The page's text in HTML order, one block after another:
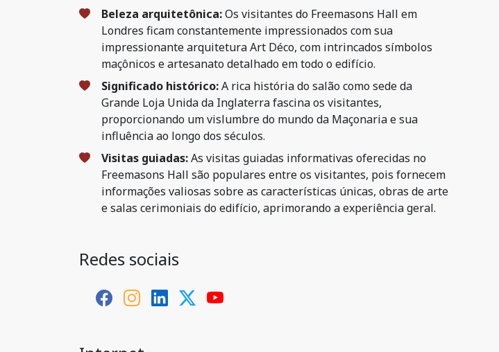
Beleza arquitetônica:Os visitantes do Freemasons Hall em
Londres ficam constantemente impressionados com sua
impressionante arquitetura Art Déco, com intrincados símbolos
maçônicos e artesanato detalhado em todo o edifício.
Significado histórico:A rica história do salão como sede da
Grande Loja Unida da Inglaterra fascina os visitantes,
proporcionando um vislumbre do mundo da Maçonaria e sua
influência ao longo dos séculos.
Visitas guiadas:As visitas guiadas informativas oferecidas no
Freemasons Hall são populares entre os visitantes, pois fornecem
informações valiosas sobre as características únicas, obras de arte
e salas cerimoniais do edifício, aprimorando a experiência geral.
Redes sociais